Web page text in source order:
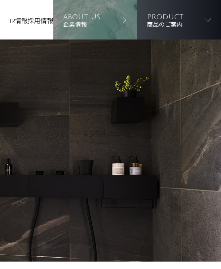
IR情報採用情報 ABOUT US
企業情報
PRODUCT
商品のご案内